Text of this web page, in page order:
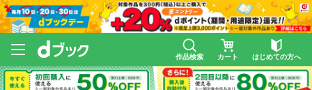
作品検索 カート はじめての方へ